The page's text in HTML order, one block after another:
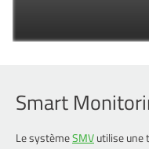
Smart
Le systèmeSMVutilise une